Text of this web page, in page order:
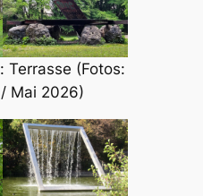
Terrasse (Fotos:
Mai 2026)